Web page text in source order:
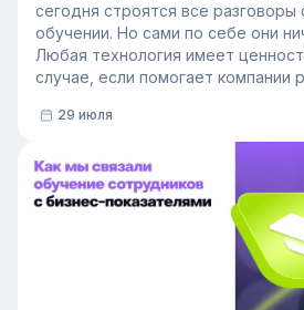
сегодня строятся все разговоры
обучении. Но сами по себе они
Любая технология имеет
случае, если помогает компании
Сегодня бизнес интересует уже
инструментов, а их результат:
обучение оказывает на компанию
эффект измерить. Такой взгляд
развитию сотрудников,
также на критерии выбора LMS.
В этой статье разбираем,
как эти изменения повлияют на
обучение в ближайшие годы.
29 июля